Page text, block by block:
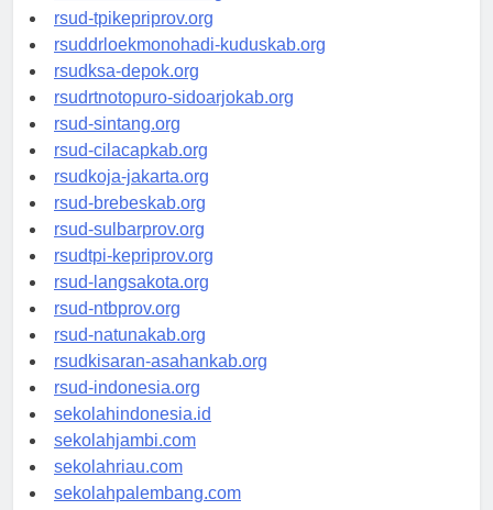
rsud-simeuluekab.org
rsud-tpikepriprov.org
rsuddrloekmonohadi-kuduskab.org
rsudksa-depok.org
rsudrtnotopuro-sidoarjokab.org
rsud-sintang.org
rsud-cilacapkab.org
rsudkoja-jakarta.org
rsud-brebeskab.org
rsud-sulbarprov.org
rsudtpi-kepriprov.org
rsud-langsakota.org
rsud-ntbprov.org
rsud-natunakab.org
rsudkisaran-asahankab.org
rsud-indonesia.org
sekolahindonesia.id
sekolahjambi.com
sekolahriau.com